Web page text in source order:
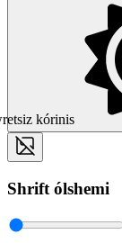
kórinis
Shrift ólshemi